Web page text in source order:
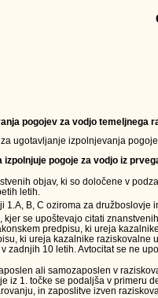
pogojev za vodjo temeljnega
ugotavljanje izpolnjevanja
pogoje za vodjo iz
objav, ki so določene v
letih.
1.A, B, C oziroma za družboslovje
kjer se upoštevajo citati
predpisu, ki ureja
ki ureja kazalnike
zadnjih 10 letih. Avtocitat se ne
ali samozaposlen v
iz 1. točke se podaljša v primeru
in zaposlitve izven